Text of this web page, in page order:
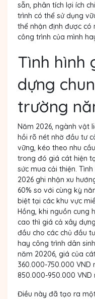
sẵn, phân tích lợi ích
trình có thể sử dụng
thể nhận định được có
công trình của mình
Tình hình
dựng
trường
Năm 2026, ngành vật
hồi rõ nét nhờ đầu tư
vững, kéo theo nhu
trong đó giá cát hiện
sức mua cải thiện.
2026 ghi nhận xu
60% so với cùng kỳ
biệt tại các khu vực
Hồng, khi nguồn cung
cao thì giá cả xây
đầu cho các chủ đầu
hay công trình dân
năm 20206, giá của
360.000-750.000
850.000-950.000
Điều này đã tạo ra